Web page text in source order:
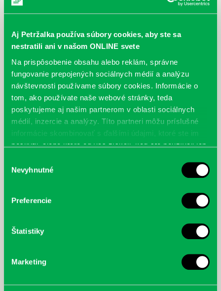
Aj Petržalka používa súbory cookies, aby ste sa
nestratili ani v našom ONLINE svete
Na prispôsobenie obsahu alebo reklám, správne
fungovanie prepojených sociálnych médií a analýzu
návštevnosti používame súbory cookies. Informácie o
tom, ako používate naše webové stránky, teda
poskytujeme aj našim partnerom v oblasti sociálnych
médií, inzercie a analýzy. Títo partneri môžu príslušné
informácie skombinovať s ďalšími údajmi, ktoré ste im
poskytli, alebo ktoré od vás získali, keď ste používali ich
súhlasu
Nevyhnutné
Preferencie
Štatistiky
Marketing
Prvá biografia najväčšieho
cyklistu modernej doby: